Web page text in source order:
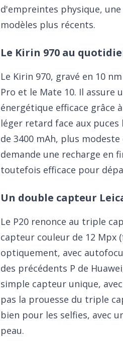
d'empreintes physique,
modèles plus récents.
Le Kirin 970 au
Le Kirin 970, gravé en 10
Pro et le Mate 10. Il
énergétique efficace grâce
léger retard face aux
de 3400 mAh, plus
demande une recharge en
toutefois efficace pour
Un double capteur
Le P20 renonce au triple
capteur couleur de 12 Mpx
optiquement, avec
des précédents P de
simple capteur unique,
pas la prouesse du triple
bien pour les selfies, avec
peau.